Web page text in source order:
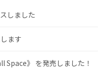
しました
ます
Space》 を発売しました！